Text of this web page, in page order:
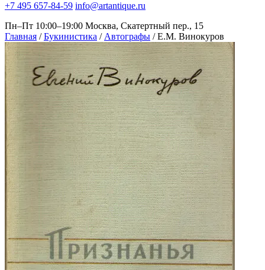
+7 495 657-84-59 info@artantique.ru
Пн–Пт 10:00–19:00 Москва, Скатертный пер., 15
Главная / Букинистика / Автографы / Е.М. Винокуров